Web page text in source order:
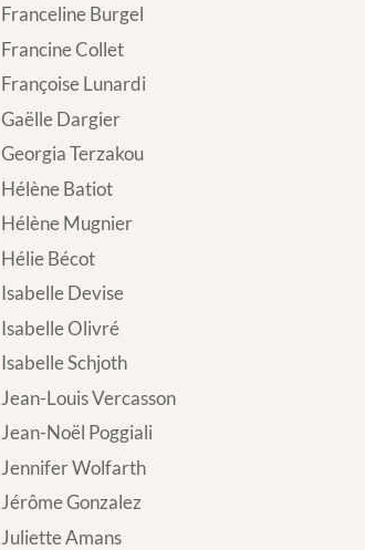
Franceline Burgel
Francine Collet
Françoise Lunardi
Gaëlle Dargier
Georgia Terzakou
Hélène Batiot
Hélène Mugnier
Hélie Bécot
Isabelle Devise
Isabelle Olivré
Isabelle Schjoth
Jean-Louis Vercasson
Jean-Noël Poggiali
Jennifer Wolfarth
Jérôme Gonzalez
Juliette Amans